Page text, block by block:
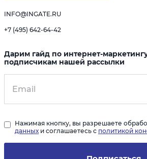
INFO@INGATE.RU
+7 (495) 642-64-42
Дарим гайд по интернет-
подписчикам нашей рассылки
Нажимая кнопку, вы разрешаете
данных и соглашаетесь с политикой